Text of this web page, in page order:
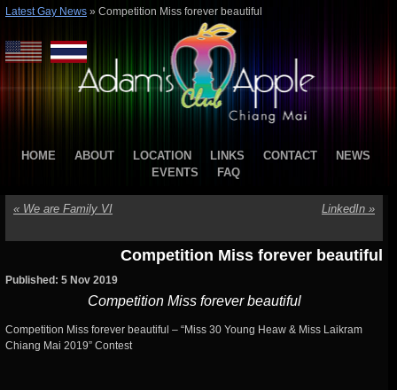
Latest Gay News » Competition Miss forever beautiful
HOME ABOUT LOCATION LINKS CONTACT
NEWS
EVENTS
FAQ
« We are Family VI LinkedIn »
Competition Miss forever beautiful
Published: 5 Nov 2019
Competition Miss forever beautiful
Competition Miss forever beautiful – “Miss 30 Young Heaw & Miss Laikram
Chiang Mai 2019” Contest